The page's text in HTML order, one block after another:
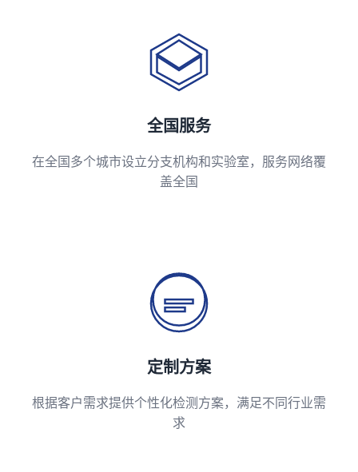
全国服务
在全国多个城市设立分支机构和实验室，服务网络覆
盖全国
定制方案
根据客户需求提供个性化检测方案，满足不同行业需
求